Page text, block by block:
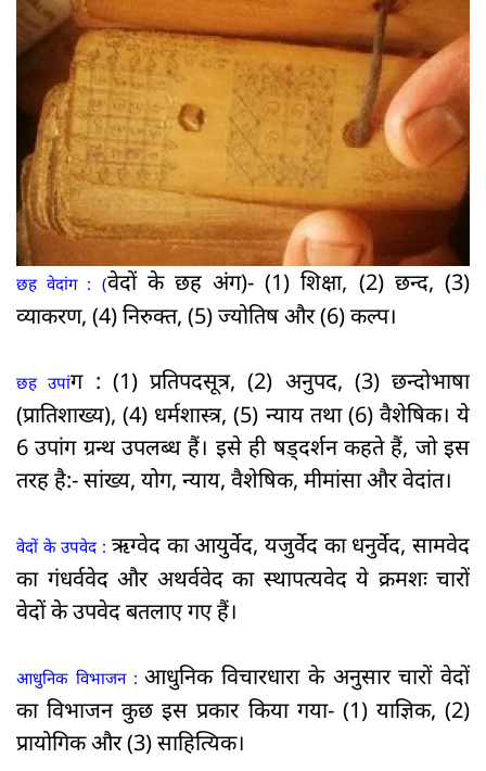
छह वेदांग : (वेदों के छह अंग)- (1) शिक्षा, (2) छन्द, (3)
व्याकरण, (4) निरुक्त, (5) ज्योतिष और (6) कल्प।
छह उपांग : (1) प्रतिपदसूत्र, (2) अनुपद, (3) छन्दोभाषा
(प्रातिशाख्य), (4) धर्मशास्त्र, (5) न्याय तथा (6) वैशेषिक। ये
6 उपांग ग्रन्थ उपलब्ध हैं। इसे ही षड्दर्शन कहते हैं, जो इस
तरह है:- सांख्य, योग, न्याय, वैशेषिक, मीमांसा और वेदांत।
वेदों के उपवेद : ऋग्वेद का आयुर्वेद, यजुर्वेद का धनुर्वेद, सामवेद
का गंधर्ववेद और अथर्ववेद का स्थापत्यवेद ये क्रमशः चारों
वेदों के उपवेद बतलाए गए हैं।
आधुनिक विभाजन :आधुनिक विचारधारा के अनुसार चारों वेदों
का विभाजन कुछ इस प्रकार किया गया- (1) याज्ञिक, (2)
प्रायोगिक और (3) साहित्यिक।